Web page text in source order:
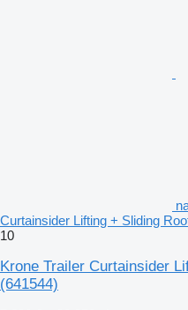
Curtainsider Lifting + Sliding
10
Krone Trailer Curtainsider
(641544)